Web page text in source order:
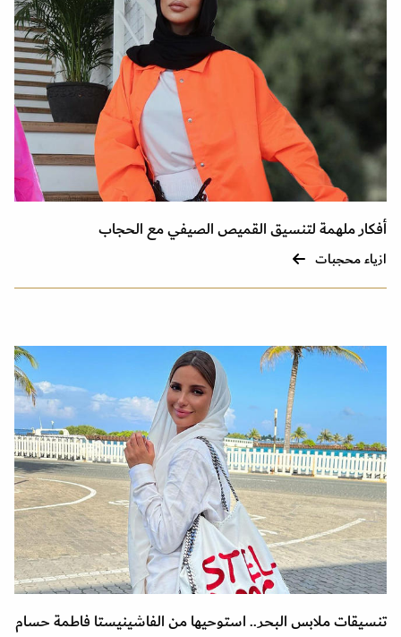
أفكار ملهمة لتنسيق القميص الصيفي مع الحجاب
ازياء محجبات
تنسيقات ملابس البحر.. استوحيها من الفاشينيستا فاطمة حسام